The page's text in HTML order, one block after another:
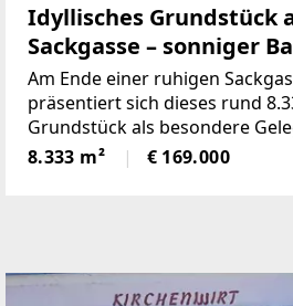
Idyllisches Grundstück
Sackgasse – sonniger
eigenem Wald
Am Ende einer ruhigen
präsentiert sich dieses rund
Grundstück als besondere
Liebhaber
sind als Bauland (wird noch
8.333 m² € 169.000